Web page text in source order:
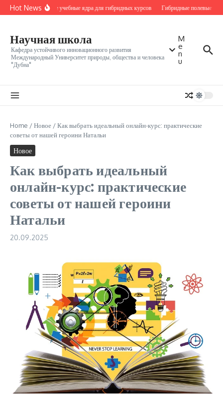
Перейти к содержанию
Hot NewsМестные учебные ядра для гибридных курсов Гибридные полевые
Научная школа
Кафедра устойчивого инновационного развития
Международный Университет природы, общества и человека
"Дубна"
M
e
n
u
Home /Новое /Как выбрать идеальный онлайн-курс: практические
советы от нашей героини Натальи
Новое
Как выбрать идеальный
онлайн-курс: практические
советы от нашей героини
Натальи
20.09.2025